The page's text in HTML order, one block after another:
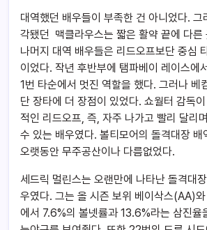
대역했던 배우들이 부족한 건 아니었다. 그
각됐던 맥클라우스는 짧은 활약 끝에 다른
나머지 대역 배우들은 리드오프보단 중심
이었다. 작년 후반부에 탬파베이 레이스에
1번 타순에서 멋진 역할을 했다. 그러나 베
단 장타에 더 장점이 있었다. 쇼월터 감독
적인 리드오프, 즉, 자주 나가고 빨리 달리
수 있는 배우였다. 볼티모어의 돌격대장 배
오랫동안 무주공산이나 다름없었다.
세드릭 멀린스는 오랜만에 나타난 돌격대
우였다. 그는 올 시즌 보위 베이삭스(AA)
에서 7.6%의 볼넷률과 13.6%라는 삼진율